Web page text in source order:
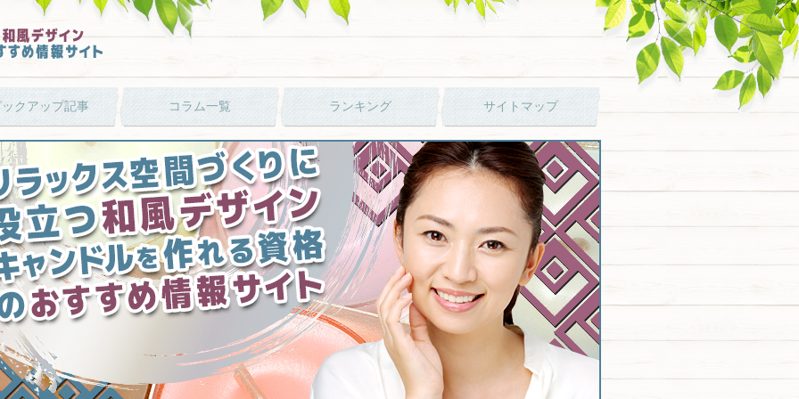
クアップ記事 コラム一覧 ランキング サイトマップ